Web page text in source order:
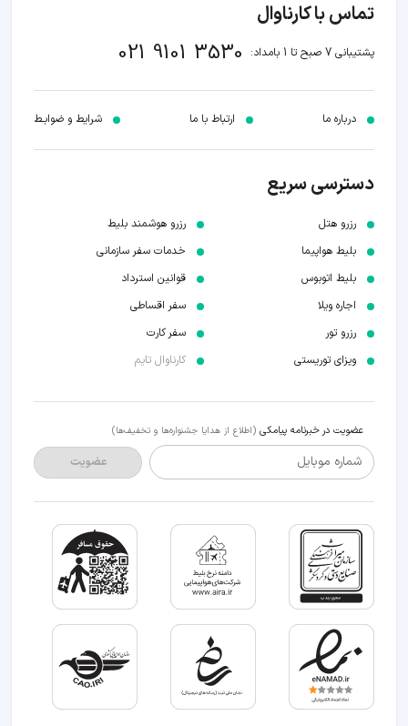
تماس با کارناوال
پشتیبانی 7 صبح تا 1 بامداد: 021 9101 3530
درباره ما ارتباط با ما شرایط و ضوابـط
دسترسی سریع
رزرو هتل
بلیط هواپیما
بلیط اتوبوس
اجاره ویلا
رزرو تور
ویزای توریستی
رزرو هوشمند بلیط
خدمات سفر سازمانی
قوانین استرداد
سفر اقساطی
سفر کارت
کارناوال تایم
عضویت در خبرنامه پیامکی (اطلاع از هدایا جشنواره‌ها و تخفیف‌ها)
شماره موبایل عضویت